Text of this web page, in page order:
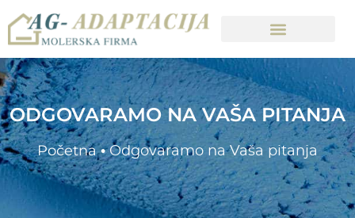
ODGOVARAMO NA VAŠA PITANJA
Početna•Odgovaramo na Vaša pitanja